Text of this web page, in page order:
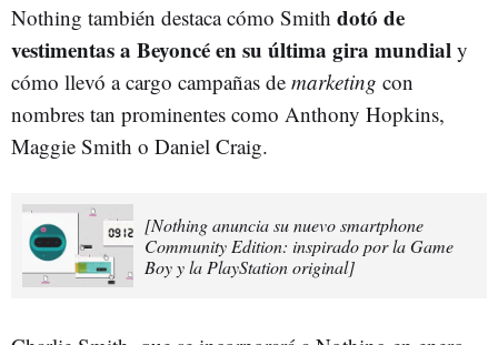
Nothing también destaca cómo Smith dotó de
vestimentas a Beyoncé en su última gira mundial y
cómo llevó a cargo campañas de marketing con
nombres tan prominentes como Anthony Hopkins,
Maggie Smith o Daniel Craig.
[Nothing anuncia su nuevo smartphone
Community Edition: inspirado por la Game
Boy y la PlayStation original]